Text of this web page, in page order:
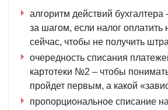
алгоритм действий бухгалтера
за шагом, если налог оплатить
сейчас, чтобы не получить
очередность списания
картотеки №2 – чтобы
пройдет первым, а какой
пропорциональное списание